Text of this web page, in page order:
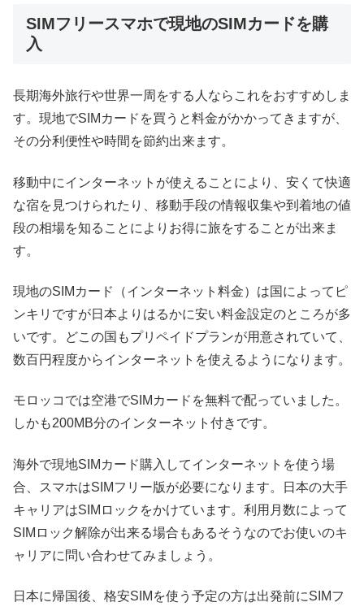
SIMフリースマホで現地のSIMカードを購
入
長期海外旅行や世界一周をする人ならこれをおすすめしま
す。現地でSIMカードを買うと料金がかかってきますが、
その分利便性や時間を節約出来ます。
移動中にインターネットが使えることにより、安くて快適
な宿を見つけられたり、移動手段の情報収集や到着地の値
段の相場を知ることによりお得に旅をすることが出来ま
す。
現地のSIMカード（インターネット料金）は国によってピ
ンキリですが日本よりはるかに安い料金設定のところが多
いです。どこの国もプリペイドプランが用意されていて、
数百円程度からインターネットを使えるようになります。
モロッコでは空港でSIMカードを無料で配っていました。
しかも200MB分のインターネット付きです。
海外で現地SIMカード購入してインターネットを使う場
合、スマホはSIMフリー版が必要になります。日本の大手
キャリアはSIMロックをかけています。利用月数によって
SIMロック解除が出来る場合もあるそうなのでお使いのキ
ャリアに問い合わせてみましょう。
日本に帰国後、格安SIMを使う予定の方は出発前にSIMフ